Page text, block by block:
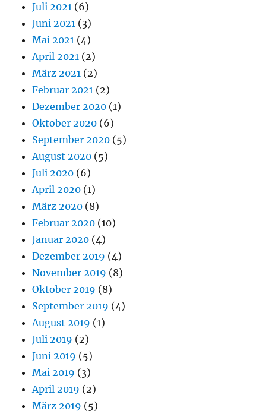
Juli 2021 (6)
Juni 2021 (3)
Mai 2021 (4)
April 2021 (2)
März 2021 (2)
Februar 2021 (2)
Dezember 2020 (1)
Oktober 2020 (6)
September 2020 (5)
August 2020 (5)
Juli 2020 (6)
April 2020 (1)
März 2020 (8)
Februar 2020 (10)
Januar 2020 (4)
Dezember 2019 (4)
November 2019 (8)
Oktober 2019 (8)
September 2019 (4)
August 2019 (1)
Juli 2019 (2)
Juni 2019 (5)
Mai 2019 (3)
April 2019 (2)
März 2019 (5)